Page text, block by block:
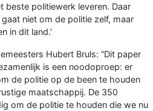
beste politiewerk leveren. Daar
niet om de politie zelf, maar
in dit land.’
Hubert Bruls: “Dit paper
is een noodoproep: er
de politie op de been te houden
maatschappij. De 350
om de politie te houden die we nu